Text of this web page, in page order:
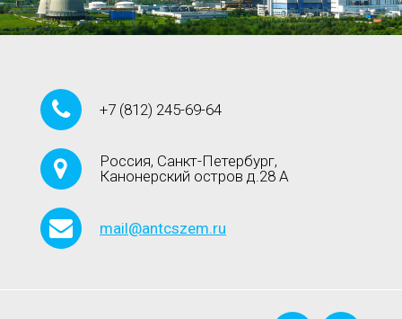
+7 (812) 245-69-64
Россия, Санкт-Петербург,
Канонерский остров д.28 А
mail@antcszem.ru